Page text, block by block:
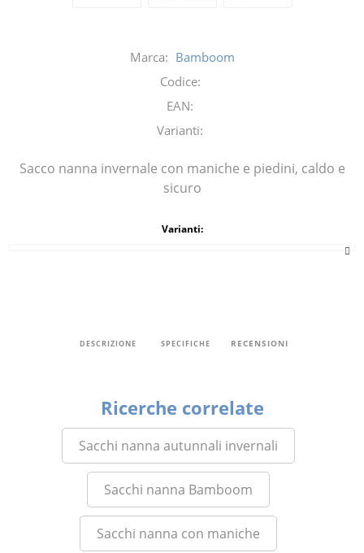
Marca: Bamboom
Codice:
EAN:
Varianti:
Sacco nanna invernale con maniche e piedini, caldo e
sicuro
Varianti:
DESCRIZIONE SPECIFICHE RECENSIONI
Ricerche correlate
Sacchi nanna autunnali invernali
Sacchi nanna Bamboom
Sacchi nanna con maniche